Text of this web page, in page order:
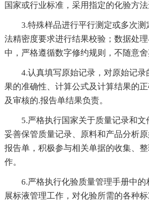
国家或行业标准，采用指定的化验方法
3.特殊样品进行平行测定或多次
法精密度要求进行结果校验；数据处
中，严格遵循数字修约规则，不随意舍
4.认真填写原始记录，对原始记
果的准确性、计算公式及计算结果的
及审核的.报告单结果负责。
5.严格执行国家关于质量记录和文
妥善保管质量记录、原料和产品分析
报告单，积极参与相关单据的收集、
作。
6.严格执行化验质量管理手册中
展标液管理工作，对化验所需的各种